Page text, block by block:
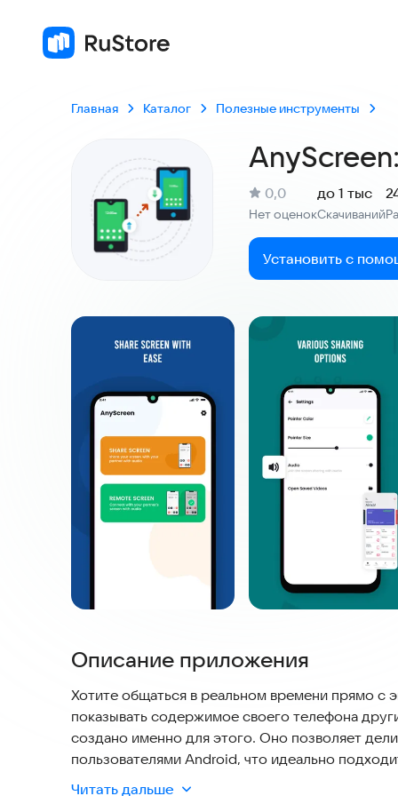
Главная Каталог Полезные инструменты
Рейтинг:
0,0
Нет оценокСкачиваний
до 1 тыс
Установить с
Скриншоты
Описание приложения
Хотите общаться в реальном времени прямо с
показывать содержимое своего телефона
создано именно для этого. Оно позволяет
пользователями Android, что идеально
близким.
Читать дальше